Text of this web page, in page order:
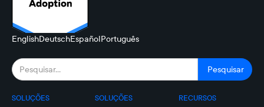
EnglishDeutschEspañolPortuguês
SOLUÇÕES SOLUÇÕES RECURSOS